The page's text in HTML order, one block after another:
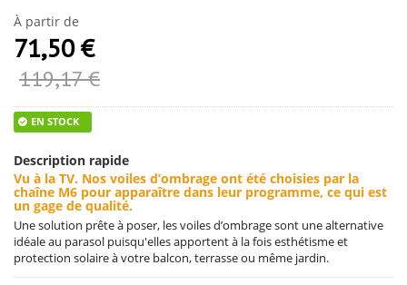
À partir de
71,50 €
119,17 €
EN STOCK
Description rapide
Vu à la TV. Nos voiles d’ombrage ont été choisies par la
chaîne M6 pour apparaître dans leur programme, ce qui est
un gage de qualité.
Une solution prête à poser, les voiles d’ombrage sont une alternative
idéale au parasol puisqu'elles apportent à la fois esthétisme et
protection solaire à votre balcon, terrasse ou même jardin.